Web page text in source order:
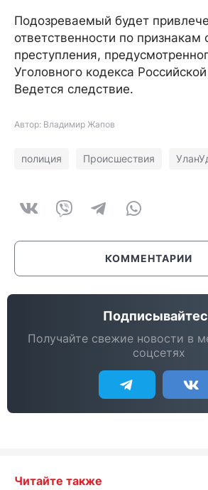
Подозреваемый будет
ответственности по признакам
преступления,
Уголовного кодекса
Ведется следствие.
Автор: Владимир Жапов
полиция Происшествия
КОММЕНТАРИИ
Получайте свежие новости в
соцсетях
Читайте также